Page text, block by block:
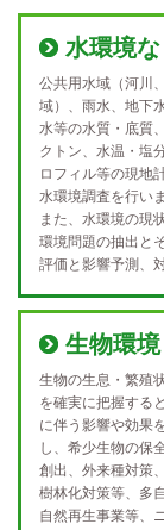
水環境
公共用水域（河川
域）、雨水、地下
水等の水質・底質
クトン、水温・塩
ロフィル等の現地
水環境調査を行いま
また、水環境の現
環境問題の抽出と
評価と影響予測、
生物環境
生物の生息・繁殖
を確実に把握する
に伴う影響や効果
し、希少生物の保
創出、外来種対策
樹林化対策等、多
自然再生事業等、